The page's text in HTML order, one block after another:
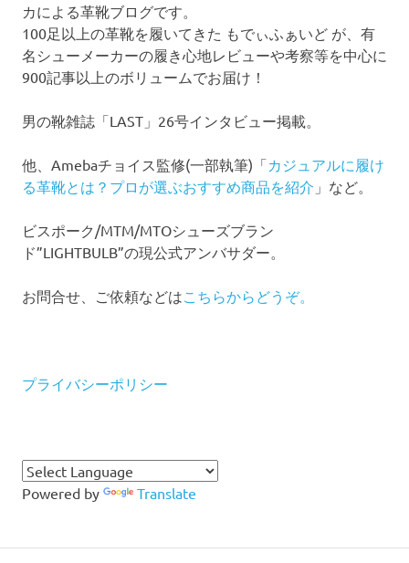
カによる革靴ブログです。
100足以上の革靴を履いてきた もでぃふぁいど が、有
名シューメーカーの履き心地レビューや考察等を中心に
900記事以上のボリュームでお届け！
男の靴雑誌「LAST」26号インタビュー掲載。
他、Amebaチョイス監修(一部執筆)「カジュアルに履け
る革靴とは？プロが選ぶおすすめ商品を紹介 」など。
ビスポーク/MTM/MTOシューズブラン
ド”LIGHTBULB”の現公式アンバサダー。
お問合せ、ご依頼などは こちらからどうぞ。
プライバシーポリシー
Powered by Translate